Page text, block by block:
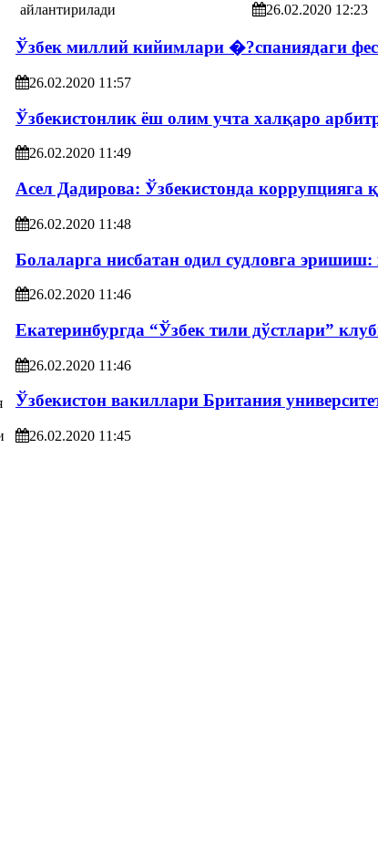
26.02.2020 12:23
Ўзбек миллий кийимлари �?спаниядаги
26.02.2020 11:57
Ўзбекистонлик ёш олим учта халқаро
26.02.2020 11:49
Асел Дадирова: Ўзбекистонда
26.02.2020 11:48
Болаларга нисбатан одил судловга
26.02.2020 11:46
Екатеринбургда “Ўзбек тили дўстлари”
26.02.2020 11:46
Ўзбекистон вакиллари Британия
26.02.2020 11:45